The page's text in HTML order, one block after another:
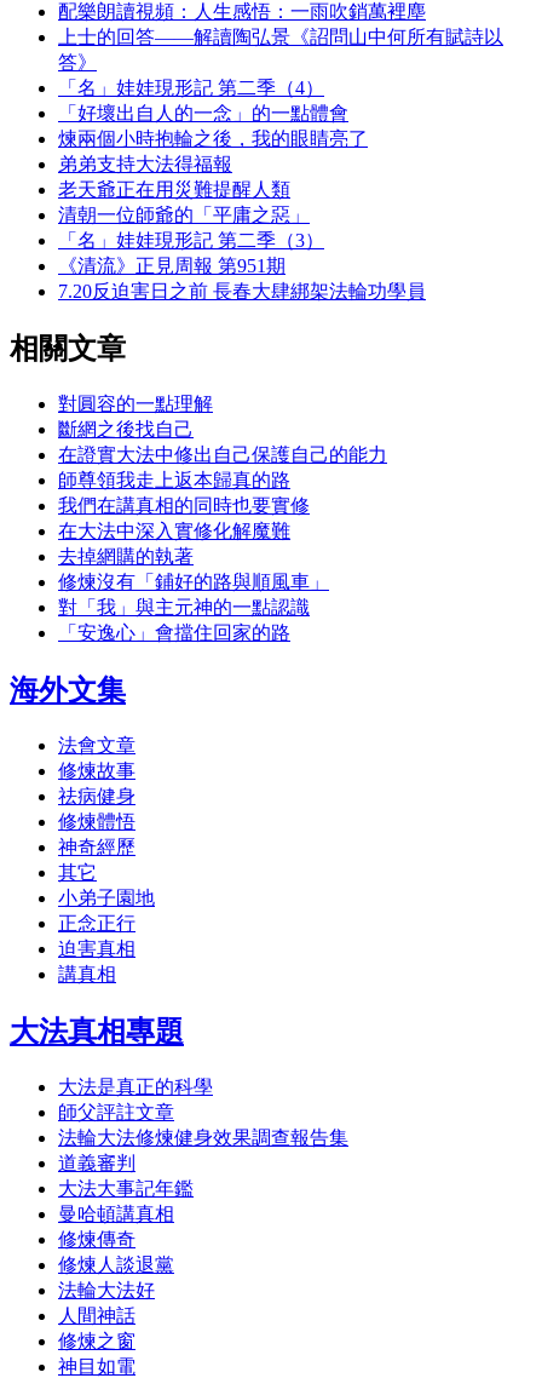
配樂朗讀視頻：人生感悟：一雨吹銷萬裡塵
上士的回答——解讀陶弘景《詔問山中何所有賦詩以
答》
「名」娃娃現形記 第二季（4）
「好壞出自人的一念」的一點體會
煉兩個小時抱輪之後，我的眼睛亮了
弟弟支持大法得福報
老天爺正在用災難提醒人類
清朝一位師爺的「平庸之惡」
「名」娃娃現形記 第二季（3）
《清流》正見周報 第951期
7.20反迫害日之前 長春大肆綁架法輪功學員
相關文章
對圓容的一點理解
斷網之後找自己
在證實大法中修出自己保護自己的能力
師尊領我走上返本歸真的路
我們在講真相的同時也要實修
在大法中深入實修化解魔難
去掉網購的執著
修煉沒有「鋪好的路與順風車」
對「我」與主元神的一點認識
「安逸心」會擋住回家的路
海外文集
法會文章
修煉故事
祛病健身
修煉體悟
神奇經歷
其它
小弟子園地
正念正行
迫害真相
講真相
大法真相專題
大法是真正的科學
師父評註文章
法輪大法修煉健身效果調查報告集
道義審判
大法大事記年鑑
曼哈頓講真相
修煉傳奇
修煉人談退黨
法輪大法好
人間神話
修煉之窗
神目如電